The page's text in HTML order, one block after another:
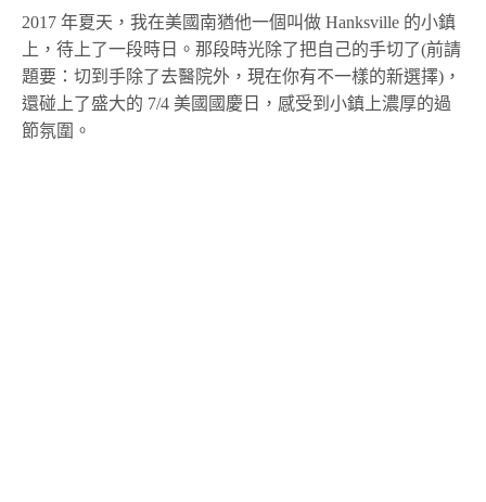
2017 年夏天，我在美國南猶他一個叫做 Hanksville 的小鎮
上，待上了一段時日。那段時光除了把自己的手切了(前請
題要：切到手除了去醫院外，現在你有不一樣的新選擇)，
還碰上了盛大的 7/4 美國國慶日，感受到小鎮上濃厚的過
節氛圍。